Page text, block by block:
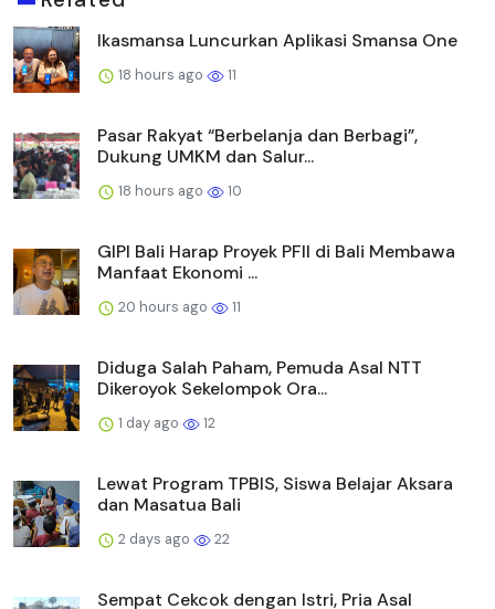
Ikasmansa Luncurkan Aplikasi Smansa One
18 hours ago 11
Pasar Rakyat “Berbelanja dan Berbagi”,
Dukung UMKM dan Salur...
18 hours ago 10
GIPI Bali Harap Proyek PFII di Bali Membawa
Manfaat Ekonomi ...
20 hours ago 11
Diduga Salah Paham, Pemuda Asal NTT
Dikeroyok Sekelompok Ora...
1 day ago 12
Lewat Program TPBIS, Siswa Belajar Aksara
dan Masatua Bali
2 days ago 22
Sempat Cekcok dengan Istri, Pria Asal